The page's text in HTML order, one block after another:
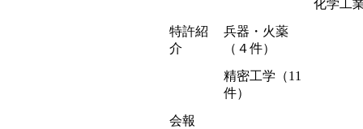
化学工
特許紹
介
兵器・火薬
（４件）
精密工学（11
件）
会報